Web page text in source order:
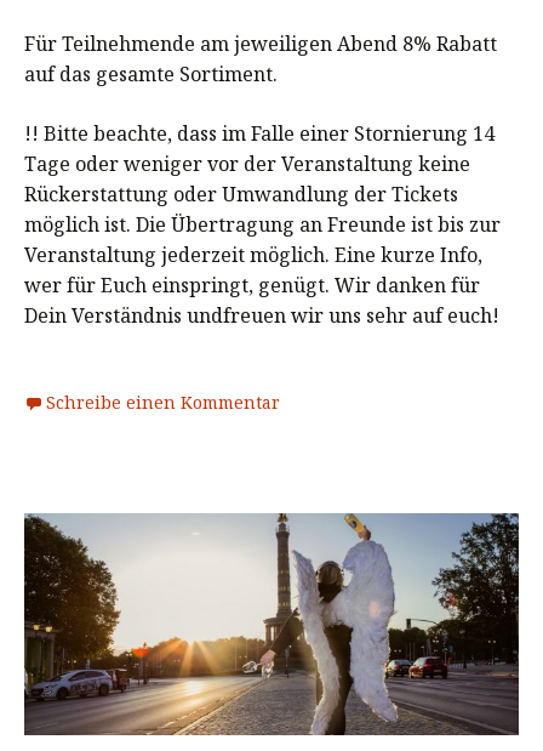
Für Teilnehmende am jeweiligen Abend 8% Rabatt
auf das gesamte Sortiment.
!! Bitte beachte, dass im Falle einer Stornierung 14
Tage oder weniger vor der Veranstaltung keine
Rückerstattung oder Umwandlung der Tickets
möglich ist. Die Übertragung an Freunde ist bis zur
Veranstaltung jederzeit möglich. Eine kurze Info,
wer für Euch einspringt, genügt. Wir danken für
Dein Verständnis undfreuen wir uns sehr auf euch!
Schreibe einen Kommentar